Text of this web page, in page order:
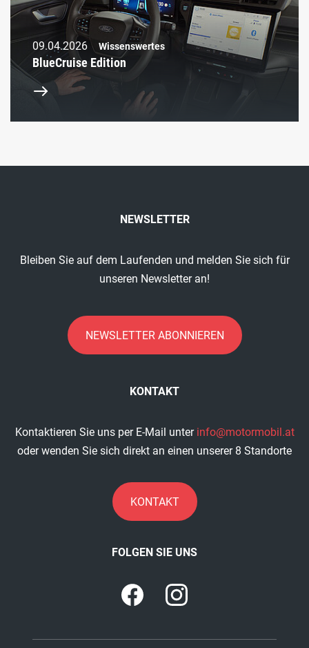
09.04.2026 Wissenswertes
BlueCruise Edition
NEWSLETTER
Bleiben Sie auf dem Laufenden und melden Sie sich für
unseren Newsletter an!
NEWSLETTER ABONNIEREN
KONTAKT
Kontaktieren Sie uns per E-Mail unter info@motormobil.at
oder wenden Sie sich direkt an einen unserer 8 Standorte
KONTAKT
FOLGEN SIE UNS